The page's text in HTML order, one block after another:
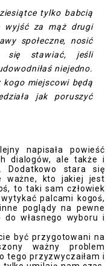
tylko babcią
wyjść za mąż drugi
społeczne, nosić
się stawiać, jeśli
niejedno.
miejscowi będą
jak poruszyć
napisała powieść
dialogów, ale także i
Dodatkowo stara się
ważne, kto jakiej jest
to taki sam człowiek
palcami kogoś,
poglądy na pewne
do własnego wyboru i
być przygotowani na
ważny problem
tego przyzwyczaiłam i